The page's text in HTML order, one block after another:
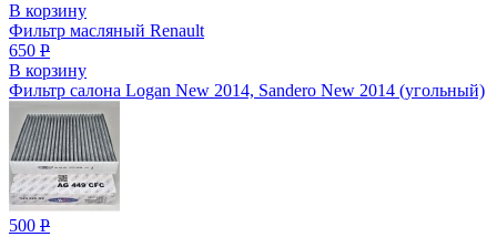
В корзину
Фильтр масляный Renault
650 Р
В корзину
Фильтр салона Logan New 2014, Sandero New 2014 (угольный)
500 Р